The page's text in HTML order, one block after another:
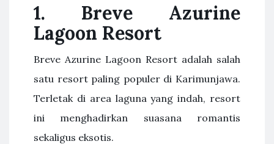
1. Breve Azurine
Lagoon Resort
Breve Azurine Lagoon Resort adalah salah
satu resort paling populer di Karimunjawa.
Terletak di area laguna yang indah, resort
ini menghadirkan suasana romantis
sekaligus eksotis.